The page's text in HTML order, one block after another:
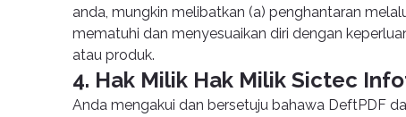
anda, mungkin melibatkan (a) penghantaran
mematuhi dan menyesuaikan diri dengan
atau produk.
4. Hak Milik Hak Milik Sictec
Anda mengakui dan bersetuju bahawa DeftPDF